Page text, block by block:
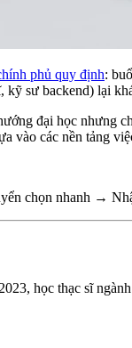
phủ quy định:
kỹ sư backend) lại
đại học nhưng
vào các nền tảng
chọn nhanh →
học thạc sĩ